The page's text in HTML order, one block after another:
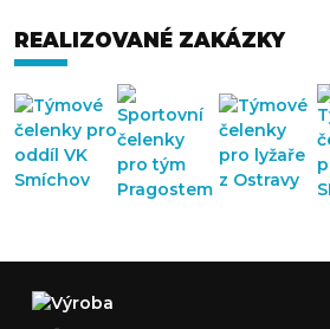
REALIZOVANÉ ZAKÁZKY